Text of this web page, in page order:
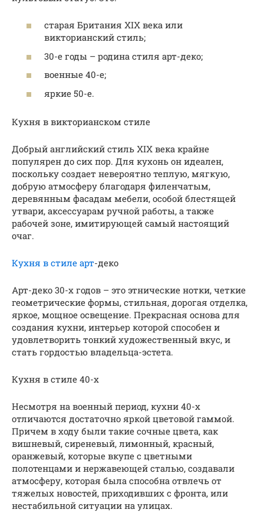
старая Британия XIX века или
викторианский стиль;
30-е годы – родина стиля арт-деко;
военные 40-е;
яркие 50-е.
Кухня в викторианском стиле
Добрый английский стиль XIX века крайне
популярен до сих пор. Для кухонь он идеален,
поскольку создает невероятно теплую, мягкую,
добрую атмосферу благодаря филенчатым,
деревянным фасадам мебели, особой блестящей
утвари, аксессуарам ручной работы, а также
рабочей зоне, имитирующей самый настоящий
очаг.
Кухня в стиле арт-деко
Арт-деко 30-х годов – это этнические нотки, четкие
геометрические формы, стильная, дорогая отделка,
яркое, мощное освещение. Прекрасная основа для
создания кухни, интерьер которой способен и
удовлетворить тонкий художественный вкус, и
стать гордостью владельца-эстета.
Кухня в стиле 40-х
Несмотря на военный период, кухни 40-х
отличаются достаточно яркой цветовой гаммой.
Причем в ходу были такие сочные цвета, как
вишневый, сиреневый, лимонный, красный,
оранжевый, которые вкупе с цветными
полотенцами и нержавеющей сталью, создавали
атмосферу, которая была способна отвлечь от
тяжелых новостей, приходивших с фронта, или
нестабильной ситуации на улицах.